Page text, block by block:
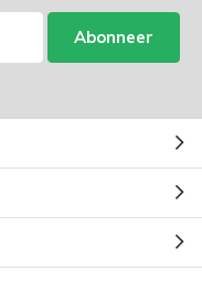
Abonneer